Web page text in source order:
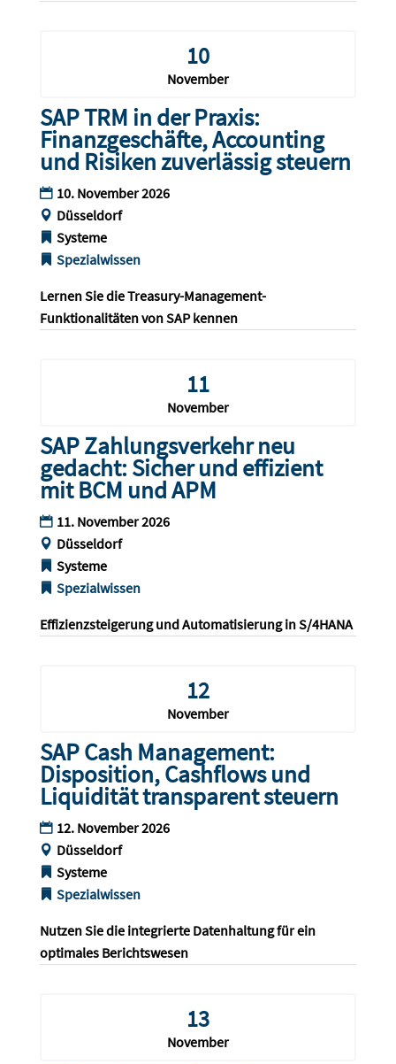
10
November
SAP TRM in der Praxis:
Finanzgeschäfte, Accounting
und Risiken zuverlässig steuern
10. November 2026
Düsseldorf
Systeme
Spezialwissen
Lernen Sie die Treasury-Management-
Funktionalitäten von SAP kennen
11
November
SAP Zahlungsverkehr neu
gedacht: Sicher und effizient
mit BCM und APM
11. November 2026
Düsseldorf
Systeme
Spezialwissen
Effizienzsteigerung und Automatisierung in S/4HANA
12
November
SAP Cash Management:
Disposition, Cashflows und
Liquidität transparent steuern
12. November 2026
Düsseldorf
Systeme
Spezialwissen
Nutzen Sie die integrierte Datenhaltung für ein
optimales Berichtswesen
13
November